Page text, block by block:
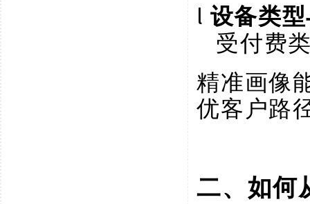
l 设备类
受付费
精准画像
优客户路
二、如何